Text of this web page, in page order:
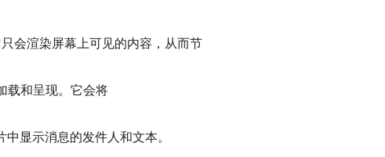
会渲染屏幕上可见的内容，从而节
载和呈现。它会将
显示消息的发件人和文本。